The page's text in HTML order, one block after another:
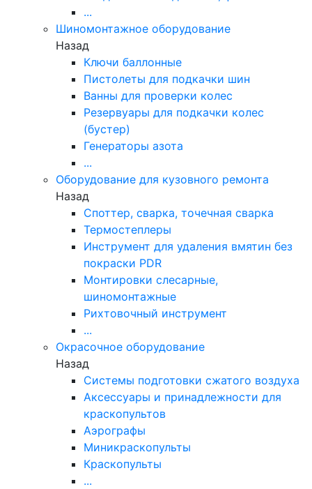
...
Шиномонтажное оборудование
Назад
Ключи баллонные
Пистолеты для подкачки шин
Ванны для проверки колес
Резервуары для подкачки колес
(бустер)
Генераторы азота
...
Оборудование для кузовного ремонта
Назад
Споттер, сварка, точечная сварка
Термостеплеры
Инструмент для удаления вмятин без
покраски PDR
Монтировки слесарные,
шиномонтажные
Рихтовочный инструмент
...
Окрасочное оборудование
Назад
Системы подготовки сжатого воздуха
Аксессуары и принадлежности для
краскопультов
Аэрографы
Миникраскопульты
Краскопульты
...